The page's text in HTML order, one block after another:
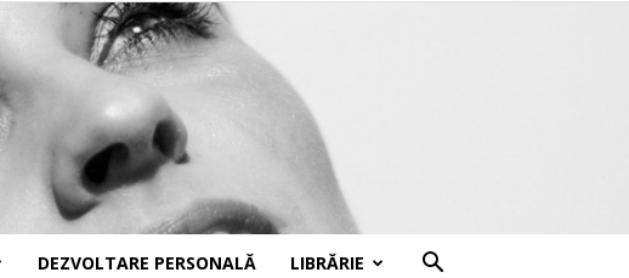
DEZVOLTARE PERSONALĂ LIBRĂRIE